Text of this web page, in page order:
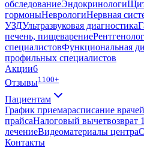
обследованиеЭндокринологи
гормоныНеврологиНервная
УЗДУльтразвуковая диагностика
печень, пищеварение
специалистовФункциональная
профильных специалистов
Акции6
Отзывы1100+
Пациентам
График приемарасписание врачей
прайсаНалоговый вычетвозврат
лечениеВидеоматериалы центра
Контакты